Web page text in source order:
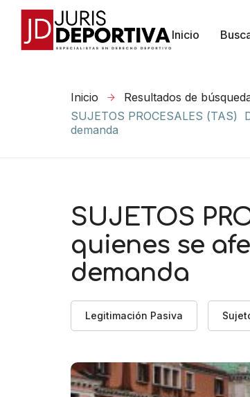
Inicio
Inicio Resultados de
SUJETOS PROCESALES
demanda
SUJETOS
quienes se
demanda
Legitimación Pasiva